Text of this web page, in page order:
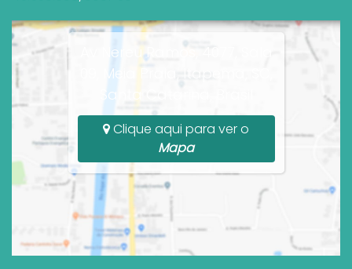
Av Nereu Ramos, 4077, Sala
09, Meia Praia, Itapema, SC,
Santa Catarina, Brasil
Clique aqui para ver o
Mapa